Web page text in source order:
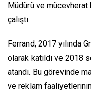
Müdürü ve mücevherat
çalıştı.
Ferrand, 2017 yılında
olarak katıldı ve 2018
atandı. Bu görevinde
ve reklam